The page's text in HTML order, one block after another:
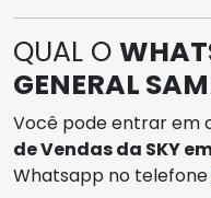
QUAL O
GENERAL
Você pode entrar em
de Vendas da SKY
Whatsapp no telefone